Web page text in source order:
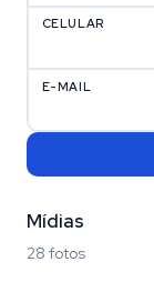
CELULAR
E-MAIL
Mídias
28 fotos